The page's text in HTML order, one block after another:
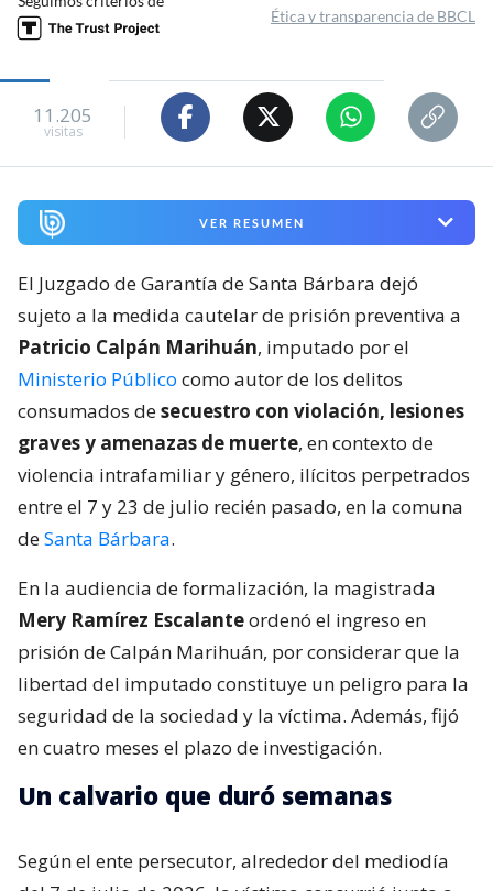
Ética y transparencia de BBCL
11.205
visitas
VER RESUMEN
El Juzgado de Garantía de Santa Bárbara dejó
sujeto a la medida cautelar de prisión preventiva a
Patricio Calpán Marihuán, imputado por el
Ministerio Público como autor de los delitos
consumados desecuestro con violación, lesiones
graves y amenazas de muerte, en contexto de
violencia intrafamiliar y género, ilícitos perpetrados
entre el 7 y 23 de julio recién pasado, en la comuna
deSanta Bárbara.
En la audiencia de formalización, la magistrada
Mery Ramírez Escalanteordenó el ingreso en
prisión de Calpán Marihuán, por considerar que la
libertad del imputado constituye un peligro para la
seguridad de la sociedad y la víctima. Además, fijó
en cuatro meses el plazo de investigación.
Un calvario que duró semanas
Según el ente persecutor, alrededor del mediodía